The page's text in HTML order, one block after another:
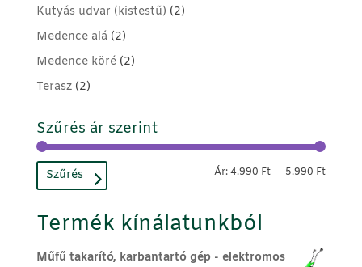
Kutyás udvar (kistestű) (2)
Medence alá (2)
Medence köré (2)
Terasz (2)
Szűrés ár szerint
Min
Max
Szűrés Ár:4.990 Ft— 5.990 Ft
Termék kínálatunkból
Műfű takarító, karbantartó gép - elektromos